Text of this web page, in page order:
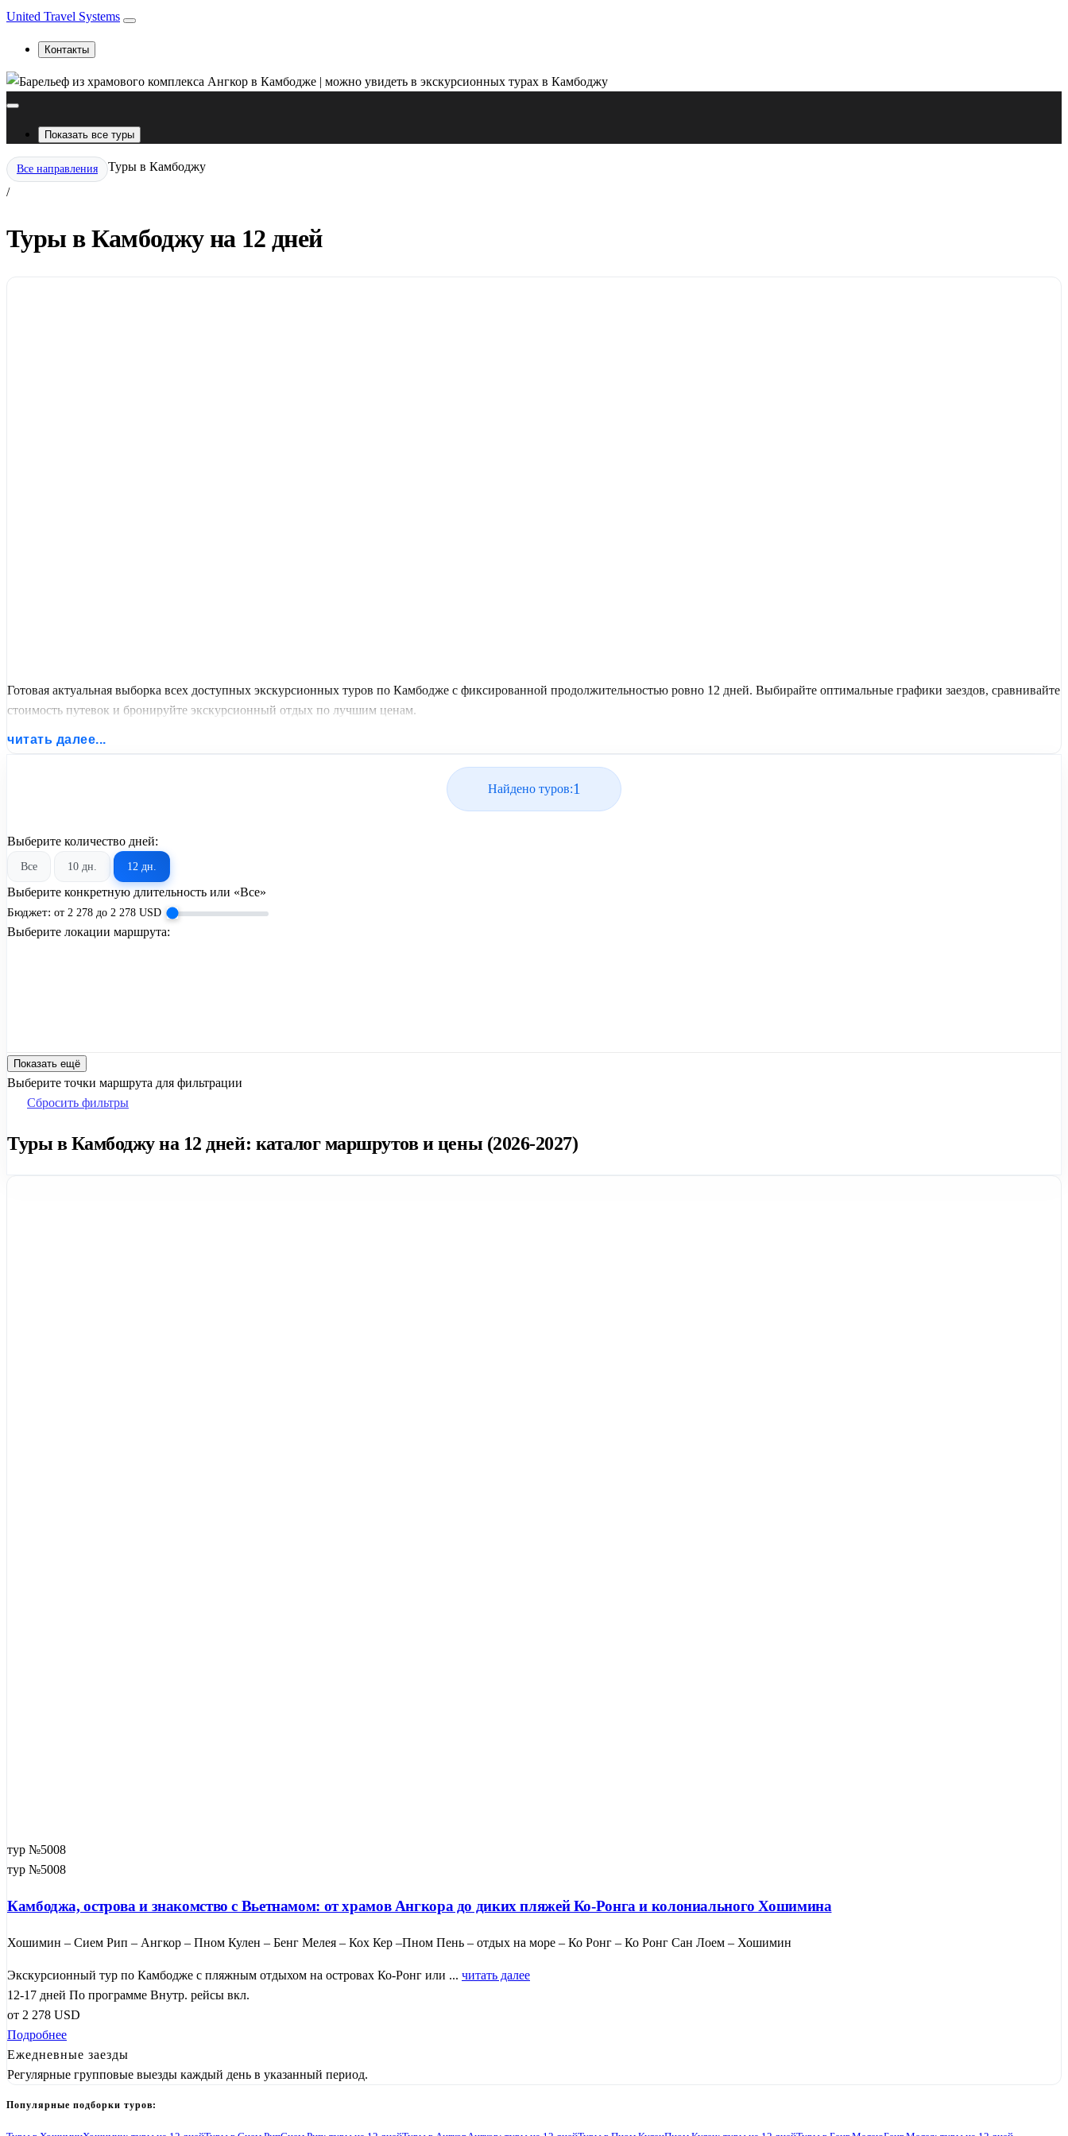
United Travel Systems
Контакты
Показать все туры
Все направления
/
Туры в Камбоджу
Туры в Камбоджу на 12 дней
Готовая актуальная выборка всех доступных экскурсионных туров по Камбодже с фиксированной продолжительностью ровно 12 дней. Выбирайте оптимальные графики заездов, сравнивайте
стоимость путевок и бронируйте экскурсионный отдых по лучшим ценам.
читать далее...
Найдено туров:1
Выберите количество дней:
Все 10 дн. 12 дн.
Выберите конкретную длительность или «Все»
Бюджет: от 2 278 до 2 278 USD
Выберите локации маршрута:
Показать ещё
Выберите точки маршрута для фильтрации
Сбросить фильтры
Туры в Камбоджу на 12 дней: каталог маршрутов и цены (2026-2027)
тур №5008
тур №5008
Камбоджа, острова и знакомство с Вьетнамом: от храмов Ангкора до диких пляжей Ко-Ронга и колониального Хошимина
Хошимин – Сием Рип – Ангкор – Пном Кулен – Бенг Мелея – Кох Кер –Пном Пень – отдых на море – Ко Ронг – Ко Ронг Сан Лоем – Хошимин
Экскурсионный тур по Камбодже с пляжным отдыхом на островах Ко-Ронг или ... читать далее
12-17 дней По программе Внутр. рейсы вкл.
от 2 278 USD
Подробнее
Ежедневные заезды
Регулярные групповые выезды каждый день в указанный период.
Популярные подборки туров: